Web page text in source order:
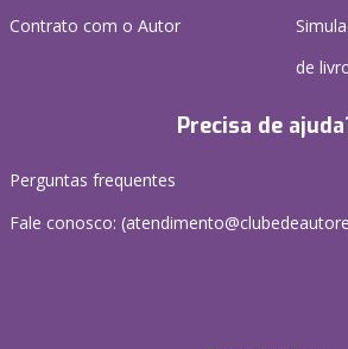
Contrato com o Autor
de
Precisa de
Perguntas frequentes
Fale conosco: